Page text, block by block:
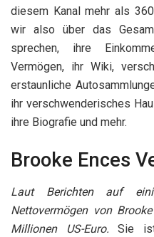
diesem Kanal mehr als
wir also über das
sprechen, ihre
Vermögen, ihr Wiki,
erstaunliche
ihr verschwenderisches
ihre Biografie und mehr.
Brooke Ences
Laut Berichten auf
Nettovermögen von
Millionen US-Euro. Sie